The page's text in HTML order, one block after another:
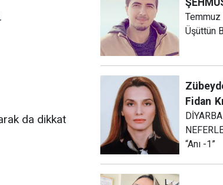
da dikkat
Temmuz
Üşüttün
Fidan
“Anı -1”